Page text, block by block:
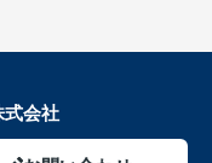
式会社